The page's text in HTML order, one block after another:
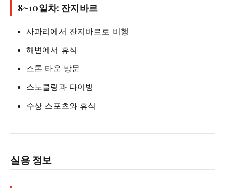
8~10일차: 잔지바르
사파리에서 잔지바르로 비행
해변에서 휴식
스톤 타운 방문
스노클링과 다이빙
수상 스포츠와 휴식
실용 정보